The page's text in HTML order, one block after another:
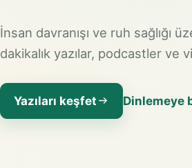
İnsan davranışı ve ruh sağlığı
dakikalık yazılar, podcastler ve
Yazıları keşfet Dinlemeye